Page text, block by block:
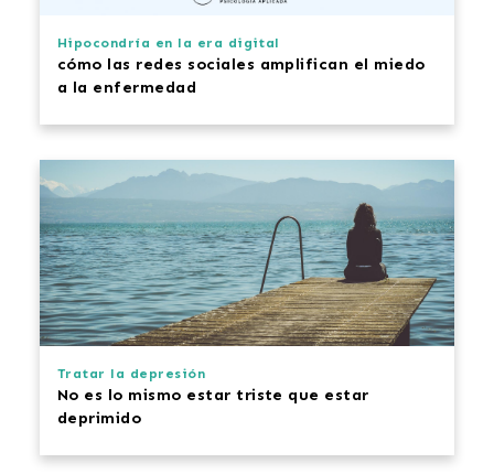
Hipocondría en la era digital
cómo las redes sociales amplifican el miedo
a la enfermedad
Tratar la depresión
No es lo mismo estartriste que estar
deprimido